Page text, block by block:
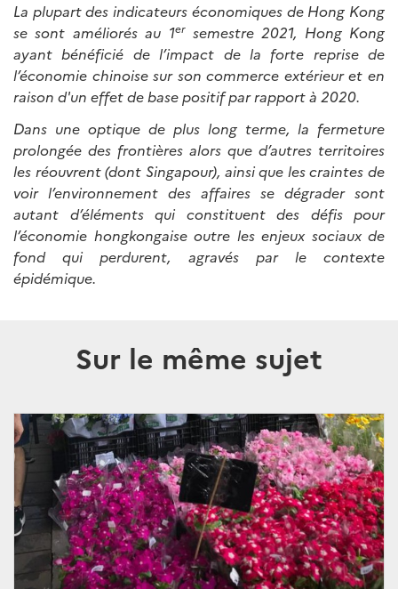
La plupart des indicateurs économiques de Hong Kong
se sont améliorés au 1ersemestre 2021, Hong Kong
ayant bénéficié de l’impact de la forte reprise de
l’économie chinoise sur son commerce extérieur et en
raison d'un effet de base positif par rapport à 2020.
Dans une optique de plus long terme, la fermeture
prolongée des frontières alors que d’autres territoires
les réouvrent (dont Singapour), ainsi que les craintes de
voir l’environnement des affaires se dégrader sont
autant d’éléments qui constituent des défis pour
l’économie hongkongaise outre les enjeux sociaux de
fond qui perdurent, agravés par le contexte
épidémique.
Sur le même sujet